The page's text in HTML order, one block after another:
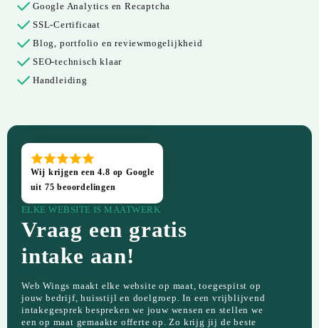
Google Analytics en Recaptcha
SSL-Certificaat
Blog, portfolio en reviewmogelijkheid
SEO-technisch klaar
Handleiding
Wij krijgen een 4.8 op Google
uit 75 beoordelingen
ELKE WEBSITE IS MAATWERK
Vraag een gratis
intake aan!
Web Wings maakt elke website op maat, toegespitst op
jouw bedrijf, huisstijl en doelgroep. In een vrijblijvend
intakegesprek bespreken we jouw wensen en stellen we
een op maat gemaakte offerte op. Zo krijg jij de beste